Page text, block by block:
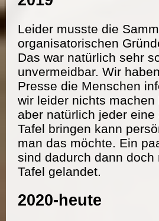
Leider musste die
organisatorischen
Das war natürlich sehr
unvermeidbar. Wir
Presse die Menschen
wir leider nichts machen
aber natürlich jeder eine
Tafel bringen kann
man das möchte. Ein
sind dadurch dann doch
Tafel gelandet.
2020-heute